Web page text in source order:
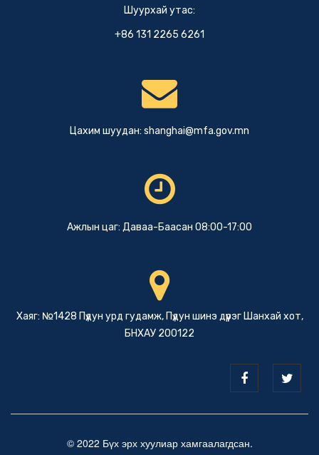
Шуурхай утас:
+86 131 2265 6261
Цахим шуудан: shanghai@mfa.gov.mn
Ажлын цаг: Даваа-Баасан 08:00-17:00
Хаяг: №1428 Пүдун урд гудамж, Пүдун шинэ дүүрэг Шанхай хот,
БНХАУ 200122
© 2022 Бүх эрх хуулиар хамгаалагдсан.